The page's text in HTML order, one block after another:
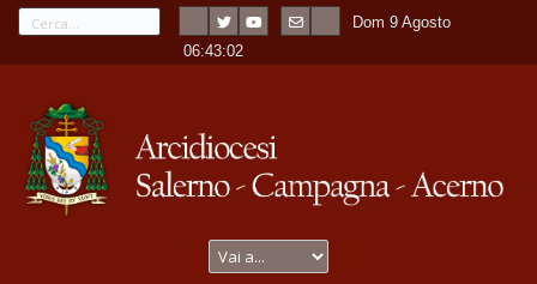
Dom 9 Agosto
-06:43:02